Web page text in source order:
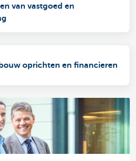
van vastgoed en
oprichten en financieren